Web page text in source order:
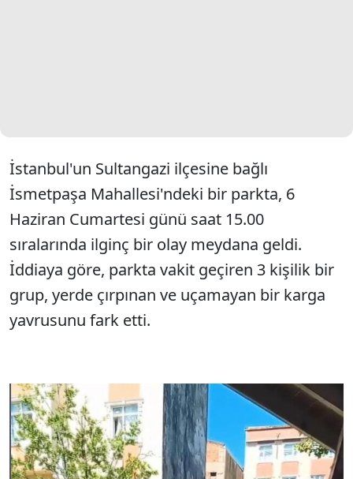
İstanbul'un Sultangazi ilçesine bağlı
İsmetpaşa Mahallesi'ndeki bir parkta, 6
Haziran Cumartesi günü saat 15.00
sıralarında ilginç bir olay meydana geldi.
İddiaya göre, parkta vakit geçiren 3 kişilik bir
grup, yerde çırpınan ve uçamayan bir karga
yavrusunu fark etti.